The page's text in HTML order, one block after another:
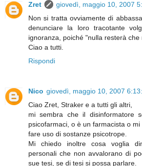
Zret
giovedì, maggio 10, 2007
Non si tratta ovviamente di
denunciare la loro tracotante
ignoranza, poiché "nulla resterà che
Ciao a tutti.
Rispondi
Nico giovedì, maggio 10, 2007
Ciao Zret, Straker e a tutti gli altri,
mi sembra che il disinformatore
psicofarmaci, o è un farmacista o
fare uso di sostanze psicotrope.
Mi chiedo inoltre cosa voglia
personali che non avvalorano di
sue tesi, se di tesi si possa parlare.